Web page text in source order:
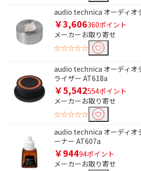
audio technica オーディオ
￥3,606360ポイント
メーカーお取り寄せ
☆☆☆☆☆
audio technica オーディオ
ライザー AT618a
￥5,542554ポイント
メーカーお取り寄せ
☆☆☆☆☆
audio technica オーディオ
ーナー AT607a
￥94494ポイント
メーカーお取り寄せ
充電端子で絞り込む
USB Type-C
ステレオ・モノラルで絞り込
ステレオタイプ
本体形状で絞り込む
角型
ハンズフリー通話で絞り込む
ハンズフリー通話非対
応